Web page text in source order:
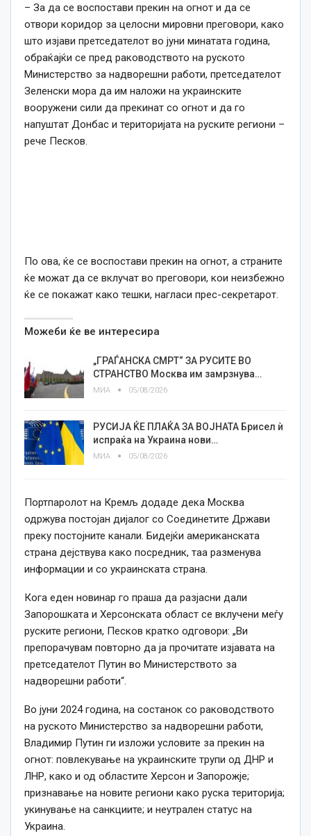
– За да се воспостави прекин на огнот и да се
отвори коридор за целосни мировни преговори, како
што изјави претседателот во јуни минатата година,
обраќајќи се пред раководството на руското
Министерство за надворешни работи, претседателот
Зеленски мора да им наложи на украинските
вооружени сили да прекинат со огнот и да го
напуштат Донбас и територијата на руските региони –
рече Песков.
По ова, ќе се воспостави прекин на огнот, а страните
ќе можат да се вклучат во преговори, кои неизбежно
ќе се покажат како тешки, нагласи прес-секретарот.
Можеби ќе ве интересира
„ГРАЃАНСКА СМРТ“ ЗА РУСИТЕ ВО
СТРАНСТВО Москва им замрзнува…
МИА 05/08/2026
РУСИЈА ЌЕ ПЛАЌА ЗА ВОЈНАТА Брисел ѝ
испраќа на Украина нови…
МИА 05/08/2026
Портпаролот на Кремљ додаде дека Москва
одржува постојан дијалог со Соединетите Држави
преку постојните канали. Бидејќи американската
страна дејствува како посредник, таа разменува
информации и со украинската страна.
Кога еден новинар го праша да разјасни дали
Запорошката и Херсонската област се вклучени меѓу
руските региони, Песков кратко одговори: „Ви
препорачувам повторно да ја прочитате изјавата на
претседателот Путин во Министерството за
надворешни работи“.
Во јуни 2024 година, на состанок со раководството
на руското Министерство за надворешни работи,
Владимир Путин ги изложи условите за прекин на
огнот: повлекување на украинските трупи од ДНР и
ЛНР, како и од областите Херсон и Запорожје;
признавање на новите региони како руска територија;
укинување на санкциите; и неутрален статус на
Украина.